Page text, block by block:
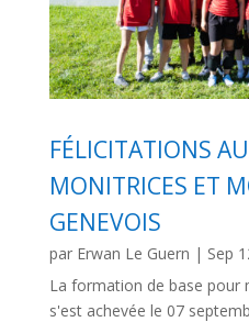
FÉLICITATIONS
MONITRICES ET
GENEVOIS
par Erwan Le Guern | Sep
La formation de base pour
s'est achevée le 07